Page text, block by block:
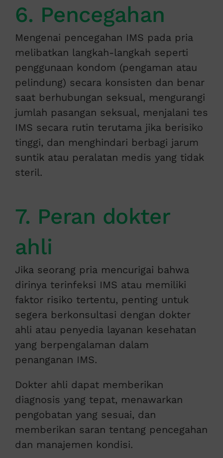
6. Pencegahan
Mengenai pencegahan IMS pada pria
melibatkan langkah-langkah seperti
penggunaan kondom (pengaman atau
pelindung) secara konsisten dan benar
saat berhubungan seksual, mengurangi
jumlah pasangan seksual, menjalani tes
IMS secara rutin terutama jika berisiko
tinggi, dan menghindari berbagi jarum
suntik atau peralatan medis yang tidak
steril.
7. Peran dokter
ahli
Jika seorang pria mencurigai bahwa
dirinya terinfeksi IMS atau memiliki
faktor risiko tertentu, penting untuk
segera berkonsultasi dengan dokter
ahli atau penyedia layanan kesehatan
yang berpengalaman dalam
penanganan IMS.
Dokter ahli dapat memberikan
diagnosis yang tepat, menawarkan
pengobatan yang sesuai, dan
memberikan saran tentang pencegahan
dan manajemen kondisi.